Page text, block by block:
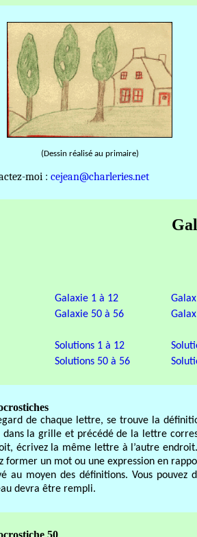
(Dessin réalisé au primaire)
moi : cejean@charleries.net
Galaxie 1 à 12
Galaxie 50 à 56
Solutions 1 à 12
Solutions 50 à 56
de chaque lettre, se trouve la
dans la grille et précédé de la lettre
écrivez la même lettre à l’autre
former un mot ou une expression en
au moyen des définitions. Vous
devra être rempli.
50